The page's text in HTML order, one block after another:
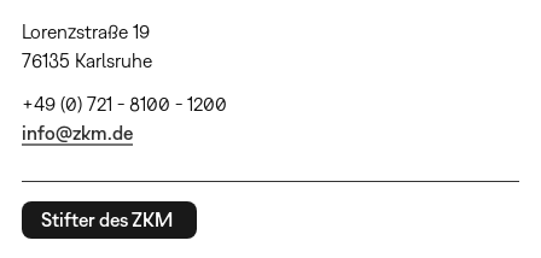
Lorenzstraße 19
76135 Karlsruhe
+49 (0) 721 - 8100 - 1200
info@zkm.de
Stifter des ZKM